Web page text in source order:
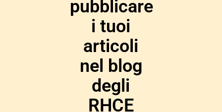
pubblicare
i tuoi
articoli
nel blog
degli
RHCE